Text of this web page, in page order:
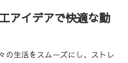
アイデアで快適な動
の生活をスムーズにし、ストレ